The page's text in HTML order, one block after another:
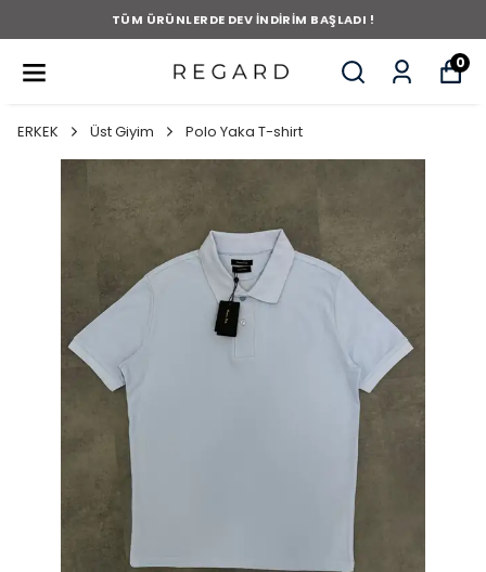
TÜM ÜRÜNLERDE DEV İNDİRİM BAŞLADI !
0
ERKEK Üst Giyim Polo Yaka T-shirt